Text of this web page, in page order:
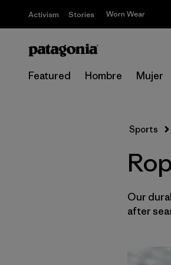
Activism Stories Worn Wear
Featured Hombre Mujer
Sports
Our
after